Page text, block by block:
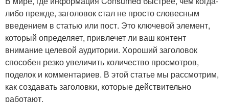
либо прежде, заголовок стал не просто словесным
введением в статью или пост. Это ключевой элемент,
который определяет, привлечет ли ваш контент
внимание целевой аудитории. Хороший заголовок
способен резко увеличить количество просмотров,
поделок и комментариев. В этой статье мы рассмотрим,
как создавать заголовки, которые действительно
работают.